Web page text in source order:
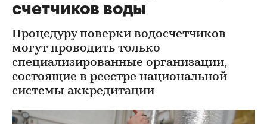
счетчиков воды
Процедуру поверки водосчетчиков
могут проводить только
специализированные организации,
состоящие в реестре национальной
системы аккредитации